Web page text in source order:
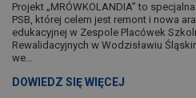
Projekt „MRÓWKOLANDIA” to
PSB, której celem jest remont i nowa
edukacyjnej w Zespole Placówek
Rewalidacyjnych w Wodzisławiu
we...
DOWIEDZ SIĘ WIĘCEJ